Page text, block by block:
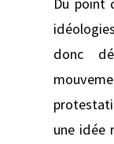
donc
une idée